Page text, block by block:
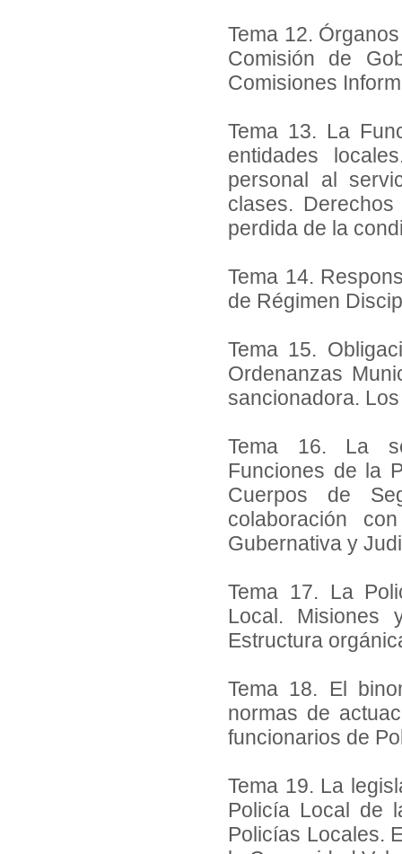
Tema 12.
Comisión de
Comisiones
Tema 13. La
entidades
personal al
clases.
perdida de la
Tema 14.
de Régimen
Tema 15.
Ordenanzas
sancionadora.
Tema 16. La
Funciones de la
Cuerpos de
colaboración
Gubernativa y
Tema 17. La
Local. Misiones
Estructura
Tema 18. El
normas de
funcionarios de
Tema 19. La
Policía Local de
Policías Locales.